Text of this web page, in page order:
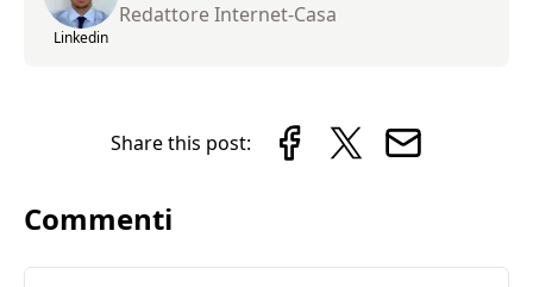
Linkedin
Redattore Internet-Casa
Share this post:
Commenti